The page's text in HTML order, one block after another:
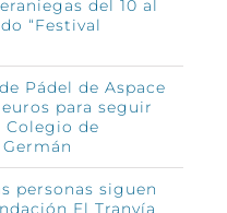
del 10 al
“Festival
Pádel de Aspace
para seguir
Colegio de
personas siguen
El Tranvía